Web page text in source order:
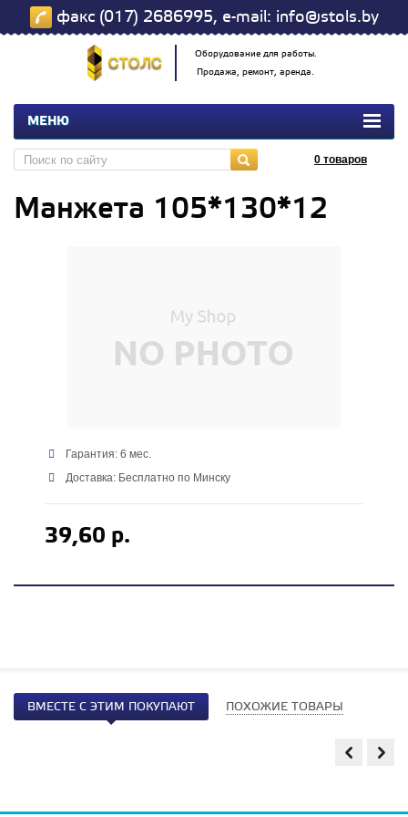
факс (017) 2686995, e-mail: info@stols.by
Оборудование для работы.
Продажа, ремонт, аренда.
МЕНЮ
0 товаров
Манжета 105*130*12
Гарантия: 6 мес.
Доставка: Бесплатно по Минску
39,60 р.
ВМЕСТЕ С ЭТИМ ПОКУПАЮТ ПОХОЖИЕ ТОВАРЫ